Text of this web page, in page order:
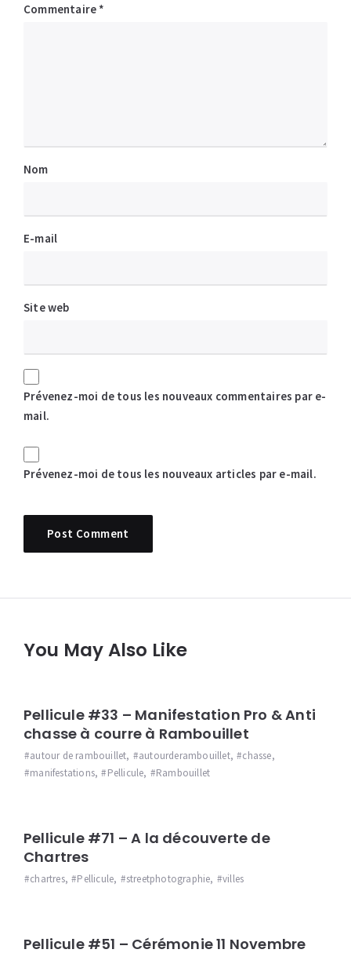
Commentaire *
Nom
E-mail
Site web
Prévenez-moi de tous les nouveaux commentaires par e-
mail.
Prévenez-moi de tous les nouveaux articles par e-mail.
You May Also Like
Pellicule #33 – Manifestation Pro & Anti
chasse à courre à Rambouillet
autour de rambouillet, autourderambouillet, chasse,
manifestations, Pellicule, Rambouillet
Pellicule #71 – A la découverte de
Chartres
chartres, Pellicule, streetphotographie, villes
Pellicule #51 – Cérémonie 11 Novembre